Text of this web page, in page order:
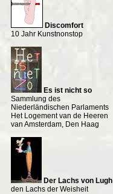
Discomfort
10 Jahr Kunstnonstop
Es ist nicht so
Sammlung des
Niederländischen Parlaments
Het Logement van de Heeren
van Amsterdam, Den Haag
Der Lachs von Lugh
den Lachs der Weisheit